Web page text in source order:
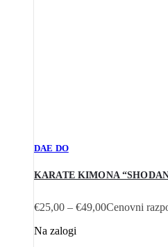
DAE DO
KARATE KIMONA
€25,00 – €49,00Cenovni
Na zalogi